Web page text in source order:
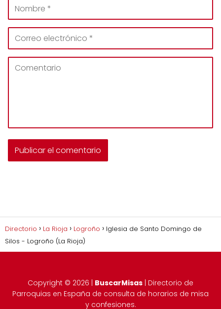
Directorio La Rioja Logroño
Iglesia de Santo Domingo de
Silos - Logroño (La Rioja)
Copyright © 2026 BuscarMisas | Directorio de
Parroquias en España de consulta de horarios de misa
y confesiones.